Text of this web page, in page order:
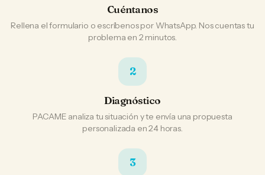
Cuéntanos
Rellena el formulario o escríbenos por WhatsApp. Nos cuentas tu
problema en 2 minutos.
2
Diagnóstico
PACAME analiza tu situación y te envía una propuesta
personalizada en 24 horas.
3